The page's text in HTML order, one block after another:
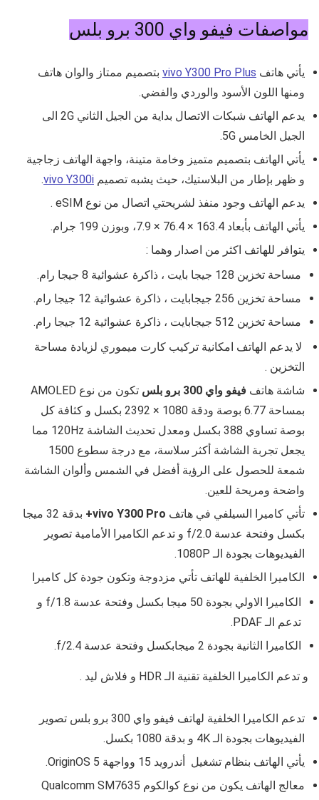
مواصفات فيفو واي 300 برو بلس
يأتي هاتف vivo Y300 Pro Plus بتصميم ممتاز والوان هاتف
ومنها اللون الأسود والوردي والفضي.
يدعم الهاتف شبكات الاتصال بداية من الجيل الثاني 2G الى
الجيل الخامس 5G.
يأتي الهاتف بتصميم متميز وخامة متينة، واجهة الهاتف زجاجية
و ظهر بإطار من البلاستيك، حيث يشبه تصميم vivo Y300i
.
يدعم الهاتف وجود منفذ لشريحتي اتصال من نوع eSIM .
يأتي الهاتف بأبعاد 163.4 × 76.4 × 7.9
، وبوزن 199 جرام.
يتوافر للهاتف اكثر من اصدار وهما :
مساحة تخزين 128 جيجا بايت ، ذاكرة عشوائية 8 جيجا رام.
مساحة تخزين 256 جيجابايت ، ذاكرة عشوائية 12 جيجا رام.
مساحة تخزين 512 جيجابايت ، ذاكرة عشوائية 12 جيجا رام.
لا يدعم الهاتف امكانية تركيب كارت ميموري لزيادة مساحة
التخزين .
شاشة هاتف فيفو واي 300 برو بلس تكون من نوع AMOLED
بمساحة 6.77 بوصة ودقة 1080 × 2392
بكسل و كثافة كل
بوصة تساوي 388
بكسل ومعدل تحديث الشاشة 120Hz مما
يجعل تجربة الشاشة أكثر سلاسة، مع درجة سطوع 1500
شمعة للحصول على الرؤية أفضل في الشمس وألوان الشاشة
واضحة ومريحة للعين.
تأتي كاميرا السيلفي في هاتف vivo Y300 Pro+
بدقة 32 ميجا
بكسل وفتحة عدسة f/2.0 و تدعم الكاميرا الأمامية تصوير
الفيديوهات بجودة الـ 1080P
.
الكاميرا الخلفية للهاتف تأتي مزدوجة وتكون جودة كل كاميرا
الكاميرا الاولي بجودة 50 ميجا بكسل وفتحة عدسة f/1.8 و
تدعم الـ PDAF.
الكاميرا الثانية بجودة 2 ميجابكسل وفتحة عدسة
f/2.4
.
و تدعم الكاميرا الخلفية تقنية الـ HDR و فلاش ليد .
تدعم الكاميرا الخلفية لهاتف فيفو واي 300 برو بلس تصوير
الفيديوهات بجودة الـ4K و بدقة 1080 بكسل.
يأتي الهاتف بنظام تشغيل أندرويد 15 وواجهة OriginOS 5
.
معالج الهاتف يكون من نوع كوالكوم Qualcomm SM7635